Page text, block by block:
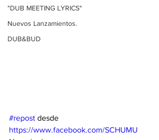
"DUB MEETING LYRICS"
Nuevos Lanzamientos.
DUB&BUD
#repost desde
https://www.facebook.com/SCHUMU